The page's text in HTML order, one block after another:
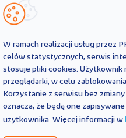
Ustawy o PPK przez operatora
informacyjny i są aktualne na
obowiązujących
powinny być interpretowane
aktualnie obowiązujących
porady prawnej,
PFR Portal PPK sp. z o.o. nie
powstania jakichkolwiek szkód,
W ramach realizacji usług przez
celów statystycznych, serwis
stosuje pliki cookies. Użytkownik
przeglądarki, w celu
Korzystanie z serwisu bez
oznacza, że będą one
użytkownika. Więcej informacji w